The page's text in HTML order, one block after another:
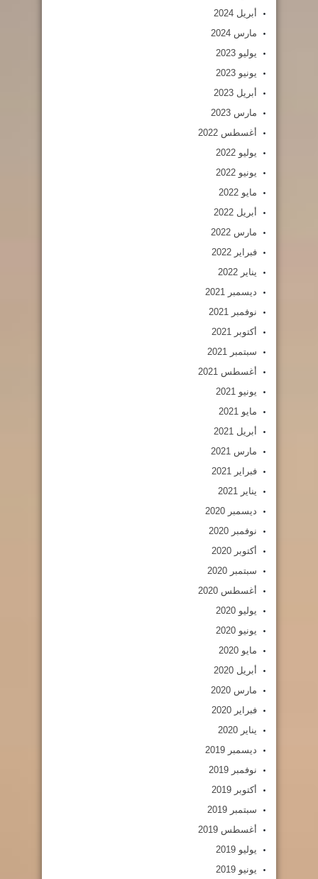
أبريل 2024
مارس 2024
يوليو 2023
يونيو 2023
أبريل 2023
مارس 2023
أغسطس 2022
يوليو 2022
يونيو 2022
مايو 2022
أبريل 2022
مارس 2022
فبراير 2022
يناير 2022
ديسمبر 2021
نوفمبر 2021
أكتوبر 2021
سبتمبر 2021
أغسطس 2021
يونيو 2021
مايو 2021
أبريل 2021
مارس 2021
فبراير 2021
يناير 2021
ديسمبر 2020
نوفمبر 2020
أكتوبر 2020
سبتمبر 2020
أغسطس 2020
يوليو 2020
يونيو 2020
مايو 2020
أبريل 2020
مارس 2020
فبراير 2020
يناير 2020
ديسمبر 2019
نوفمبر 2019
أكتوبر 2019
سبتمبر 2019
أغسطس 2019
يوليو 2019
يونيو 2019